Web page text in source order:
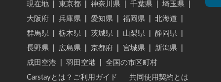
現在地 東京都 神奈川県 千葉県 埼玉県
大阪府
兵庫県 愛知県 福岡県 北海道
群馬県
栃木県 茨城県 山梨県 静岡県
長野県
広島県 京都府 宮城県 新潟県
成田空港
羽田空港
全国の市区町村
Carstayとは？ご利用ガイド
共同使用契約とは